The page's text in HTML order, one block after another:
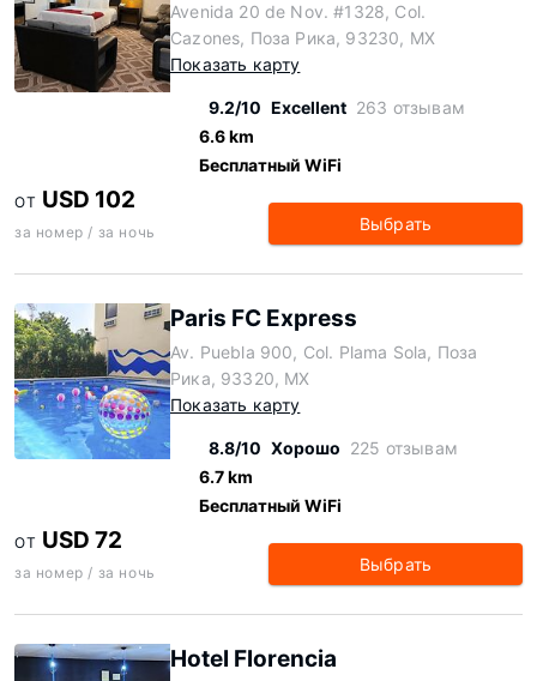
Avenida 20 de Nov. #1328, Col.
Cazones, Поза Рика, 93230, MX
Показать карту
9.2/10 Excellent 263 отзывам
6.6 km
Бесплатный WiFi
ОТ USD 102
за номер / за ночь Выбрать
Paris FC Express
Av. Puebla 900, Col. Plama Sola, Поза
Рика, 93320, MX
Показать карту
8.8/10 Хорошо 225 отзывам
6.7 km
Бесплатный WiFi
ОТ USD 72
за номер / за ночь Выбрать
Hotel Florencia